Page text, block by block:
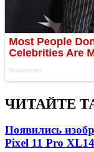
ЧИТАЙТЕ
Появились
Pixel 11 Pro XL